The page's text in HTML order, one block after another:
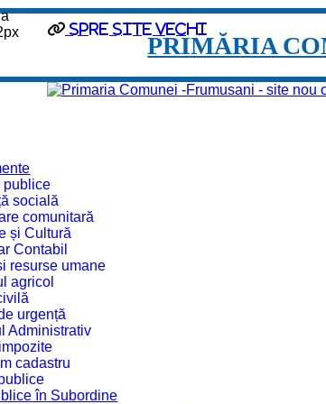
spre site vechi
PRIMĂRIA
publice
socială
comunitară
și Cultură
Contabil
resurse umane
agricol
urgență
Administrativ
cadastru
în Subordine